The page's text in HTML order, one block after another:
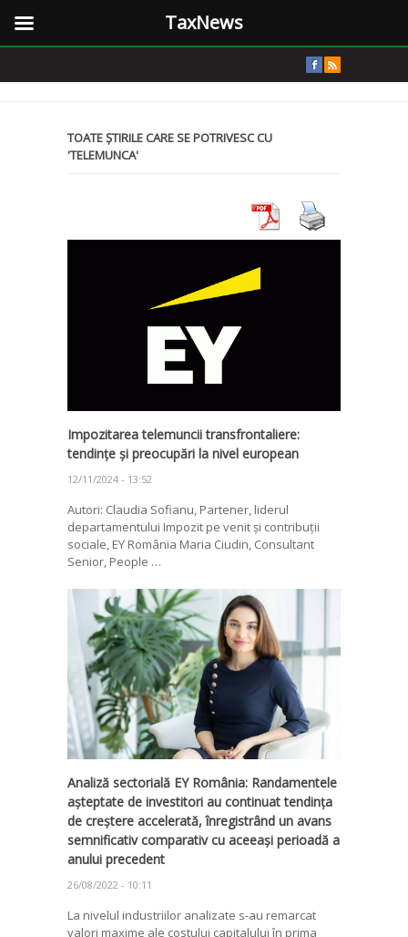
TOATE ȘTIRILE CARE SE POTRIVESC CU
'TELEMUNCA'
Impozitarea telemuncii transfrontaliere:
tendințe și preocupări la nivel european
12/11/2024 - 13:52
Autori: Claudia Sofianu, Partener, liderul
departamentului Impozit pe venit și contribuții
sociale, EY România Maria Ciudin, Consultant
Senior, People …
Analiză sectorială EY România: Randamentele
așteptate de investitori au continuat tendința
de creștere accelerată, înregistrând un avans
semnificativ comparativ cu aceeași perioadă a
anului precedent
26/08/2022 - 10:11
La nivelul industriilor analizate s-au remarcat
valori maxime ale costului capitalului în prima
TaxNews